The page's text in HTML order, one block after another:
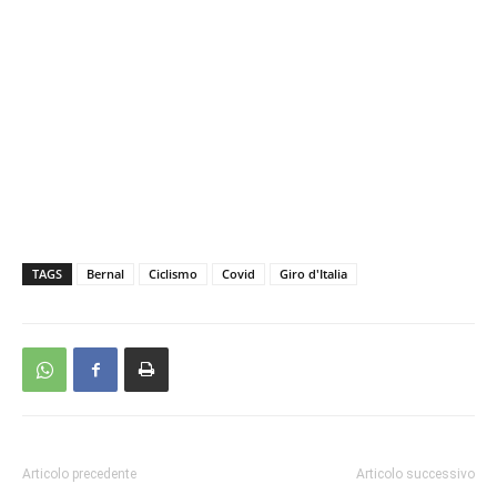
TAGS Bernal Ciclismo Covid Giro d'Italia
Articolo precedente Articolo successivo